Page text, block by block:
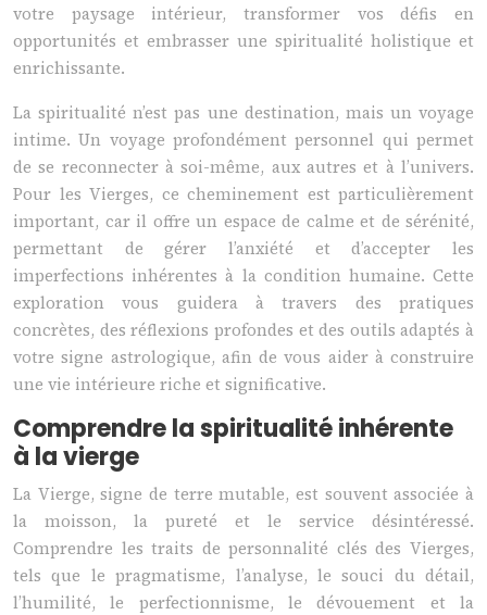
votre paysage intérieur, transformer vos défis en
opportunités et embrasser une spiritualité holistique et
enrichissante.
La spiritualité n’est pas une destination, mais un voyage
intime. Un voyage profondément personnel qui permet
de se reconnecter à soi-même, aux autres et à l’univers.
Pour les Vierges, ce cheminement est particulièrement
important, car il offre un espace de calme et de sérénité,
permettant de gérer l’anxiété et d’accepter les
imperfections inhérentes à la condition humaine. Cette
exploration vous guidera à travers des pratiques
concrètes, des réflexions profondes et des outils adaptés à
votre signe astrologique, afin de vous aider à construire
une vie intérieure riche et significative.
Comprendre la spiritualité inhérente
à la vierge
La Vierge, signe de terre mutable, est souvent associée à
la moisson, la pureté et le service désintéressé.
Comprendre les traits de personnalité clés des Vierges,
tels que le pragmatisme, l’analyse, le souci du détail,
l’humilité, le perfectionnisme, le dévouement et la